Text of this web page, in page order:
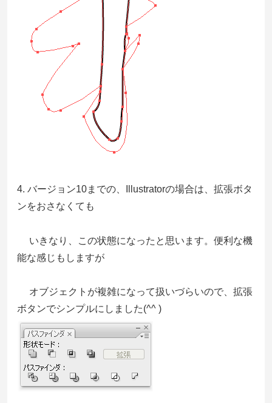
4. バージョン10までの、Illustratorの場合は、拡張ボタ
ンをおさなくても
いきなり、この状態になったと思います。便利な機
能な感じもしますが
オブジェクトが複雑になって扱いづらいので、拡張
ボタンでシンプルにしました(^^ )